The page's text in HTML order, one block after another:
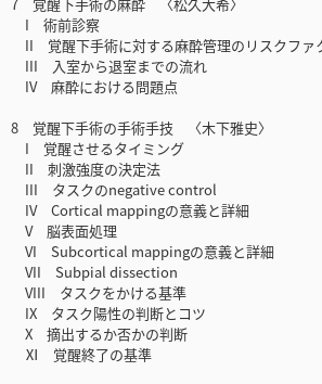
I 術前診察
II 覚醒下手術に対する麻酔管理のリスクファ
III 入室から退室までの流れ
IV 麻酔における問題点
8 覚醒下手術の手術手技 〈木下雅史〉
I 覚醒させるタイミング
II 刺激強度の決定法
III タスクのnegative control
IV Cortical mappingの意義と詳細
V 脳表面処理
VI Subcortical mappingの意義と詳細
VII Subpial dissection
VIII タスクをかける基準
IX タスク陽性の判断とコツ
X 摘出するか否かの判断
Ⅺ 覚醒終了の基準